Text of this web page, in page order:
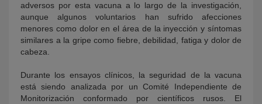
adversos por esta vacuna a lo largo de la investigación,
aunque algunos voluntarios han sufrido afecciones
menores como dolor en el área de la inyección y síntomas
similares a la gripe como fiebre, debilidad, fatiga y dolor de
cabeza.
Durante los ensayos clínicos, la seguridad de la vacuna
está siendo analizada por un Comité Independiente de
Monitorización conformado por científicos rusos. El